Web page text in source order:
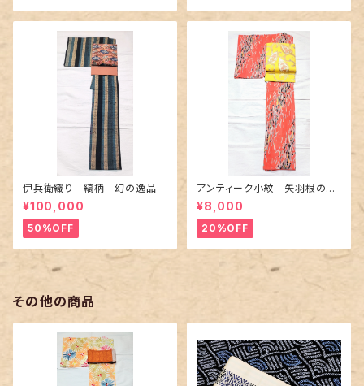
伊兵衛織り 縞柄 幻の逸品
¥100,000
50%OFF
アンティーク小紋 矢羽根の地
紋に短冊柄 裄６６cm
¥8,000
20%OFF
その他の商品